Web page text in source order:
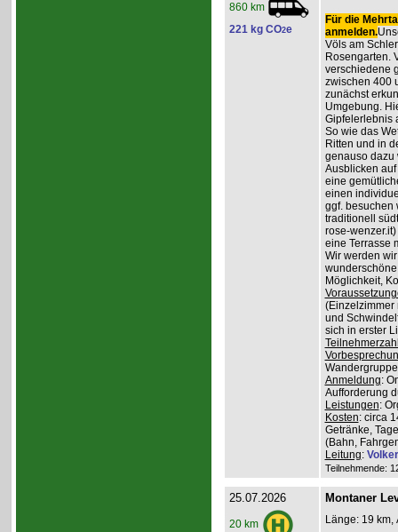
860 km
221 kg CO2e
Für die
anmelden.
Völs am
Rosengarten.
verschiedene
zwischen 400
zunächst
Umgebung.
Gipfelerlebnis
So wie das
Ritten und in
genauso dazu
Ausblicken
eine
einen
ggf. besuchen
traditionell
rose-
eine Terrasse
Wir werden
Möglichkeit,
(Einzelzimmer
und
sich in erster
Anmeldung:
Aufforderung
Leistungen:
Kosten: circa
Getränke,
(Bahn,
Leitung:
Teilnehmende:
25.07.2026
20 km
Montaner
Länge: 19 km,